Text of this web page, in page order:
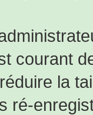
courant
la
ré-